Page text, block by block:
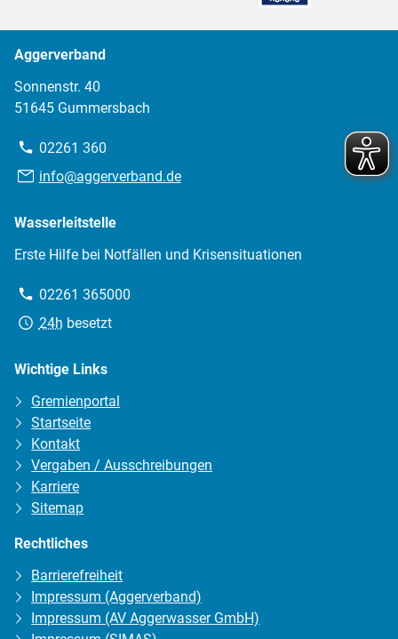
Aggerverband
Sonnenstr. 40
51645 Gummersbach
Telefon:
02261 360
E-info@aggerverband.de
Wasserleitstelle
Erste Hilfe bei Notfällen und Krisensituationen
Telefon:
02261 365000
Erreichbarkeit:
24h besetzt
Wichtige Links
Gremienportal
Startseite
Kontakt
Vergaben / Ausschreibungen
Karriere
Sitemap
Rechtliches
Barrierefreiheit
Impressum (Aggerverband)
Impressum (AV Aggerwasser GmbH)